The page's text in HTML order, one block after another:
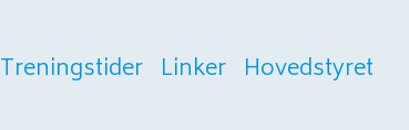
Treningstider Linker Hovedstyret